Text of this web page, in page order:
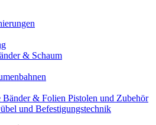
& Schaum
Bänder & Folien Pistolen und Zubehör
und Befestigungstechnik